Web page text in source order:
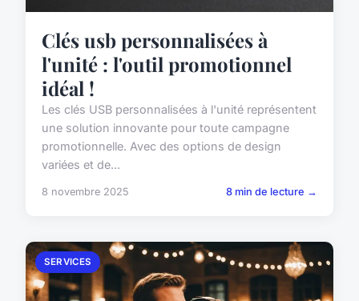
Clés usb personnalisées à
l'unité : l'outil promotionnel
idéal !
Les clés USB personnalisées à l'unité représentent
une solution innovante pour toute campagne
promotionnelle. Avec des options de design
variées et de...
8 novembre 2025 8 min de lecture →
SERVICES